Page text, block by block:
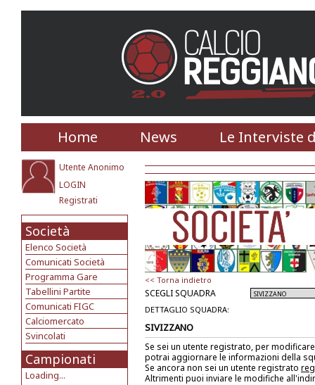
Home News Le Interviste
Utente Anonimo
LOGIN
Registrati
Società
Elenco Società
Comunicati Società
Programma Gare
Tabellini Partite
Comunicati FIGC
Calciomercato
Svincolati
Campionati
Loading...
<< Torna indietro
SCEGLI SQUADRA
DETTAGLIO SQUADRA:
SIVIZZANO
Se sei un utente registrato, per
potrai aggiornare le informazioni della
Se ancora non sei un utente registrato
Altrimenti puoi inviare le modifiche